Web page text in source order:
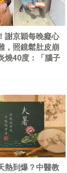
謝京穎每晚癡心
，照鏡鬆肚皮崩
燒40度：「腦子
熱到爆？中醫教